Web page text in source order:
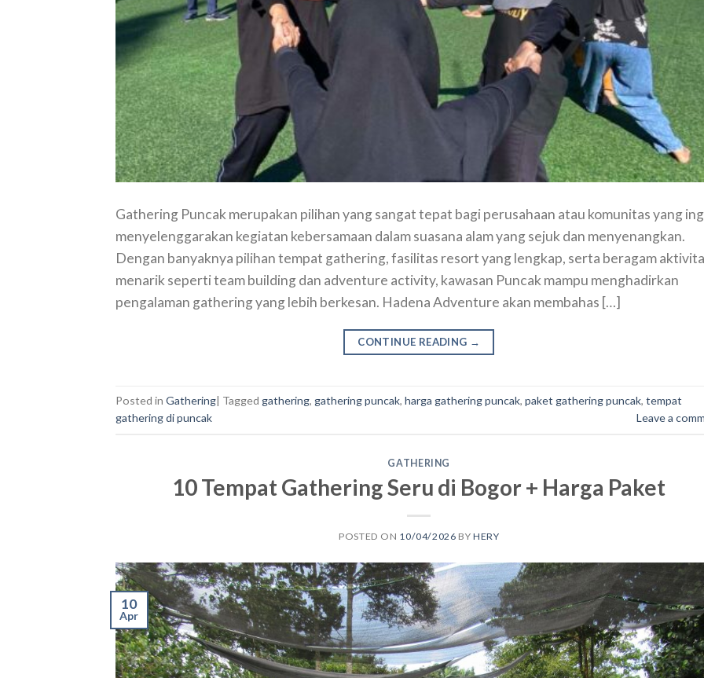
Gathering Puncak merupakan pilihan yang sangat tepat bagi perusahaan atau komunitas yang
menyelenggarakan kegiatan kebersamaan dalam suasana alam yang sejuk dan menyenangkan.
Dengan banyaknya pilihan tempat gathering, fasilitas resort yang lengkap, serta beragam
menarik seperti team building dan adventure activity, kawasan Puncak mampu menghadirkan
pengalaman gathering yang lebih berkesan. Hadena Adventure akan membahas […]
CONTINUE READING →
Posted in Gathering| Tagged gathering, gathering puncak, harga gathering puncak, paket gathering puncak, tempat
gathering di puncak
Leave a
GATHERING
10 Tempat Gathering Seru di Bogor + Harga Paket
POSTED ON 10/04/2026 BY HERY
10
Apr